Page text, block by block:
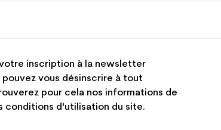
inscription à la newsletter
pouvez vous désinscrire à tout
pour cela nos informations de
conditions d'utilisation du site.